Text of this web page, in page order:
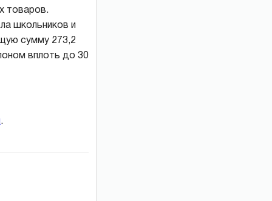
товаров.
школьников и
сумму 273,2
вплоть до 30
.